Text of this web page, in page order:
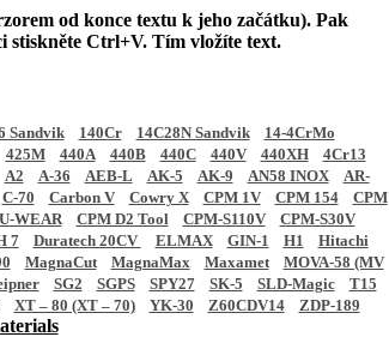
od konce textu k jeho začátku). Pak
stiskněte Ctrl+V. Tím vložíte text.
Sandvik 140Cr 14C28N Sandvik
14-4CrMo
425M 440A 440B 440C 440V 440XH
4Cr13
A2 A-36 AEB-L AK-5 AK-9 AN58 INOX
AR-
C-70 Carbon V Cowry X CPM 1V CPM 154
CPM
WEAR CPM D2 Tool CPM-S110V
CPM-S30V
7 Duratech 20CV ELMAX GIN-1 H1
Hitachi
MagnaCut MagnaMax Maxamet
MOVA-58 (MV
SG2 SGPS SPY27 SK-5 SLD-Magic
T15
XT – 80 (XT – 70) YK-30 Z60CDV14 ZDP-189